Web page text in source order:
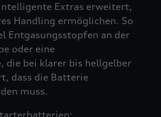
Extras erweitert,
Handling ermöglichen. So
Entgasungsstopfen an der
oder eine
die bei klarer bis hellgelber
dass die Batterie
muss.